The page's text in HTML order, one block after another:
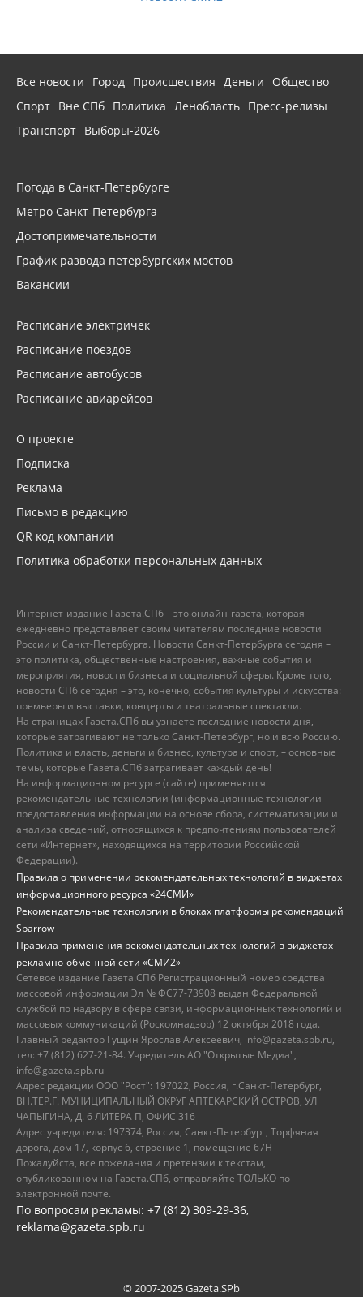
Все новости Город Происшествия Деньги
Общество
Спорт Вне СПб Политика Ленобласть Пресс-релизы
Транспорт Выборы-2026
Погода в Санкт-Петербурге
Метро Санкт-Петербурга
Достопримечательности
График развода петербургских мостов
Вакансии
Расписание электричек
Расписание поездов
Расписание автобусов
Расписание авиарейсов
О проекте
Подписка
Реклама
Письмо в редакцию
QR код компании
Политика обработки персональных данных
Интернет-издание Газета.СПб – это онлайн-газета, которая
ежедневно представляет своим читателям последние новости
России и Санкт-Петербурга. Новости Санкт-Петербурга сегодня –
это политика, общественные настроения, важные события и
мероприятия, новости бизнеса и социальной сферы. Кроме того,
новости СПб сегодня – это, конечно, события культуры и искусства:
премьеры и выставки, концерты и театральные спектакли.
На страницах Газета.СПб вы узнаете последние новости дня,
которые затрагивают не только Санкт-Петербург, но и всю Россию.
Политика и власть, деньги и бизнес, культура и спорт, – основные
темы, которые Газета.СПб затрагивает каждый день!
На информационном ресурсе (сайте) применяются
рекомендательные технологии (информационные технологии
предоставления информации на основе сбора, систематизации и
анализа сведений, относящихся к предпочтениям пользователей
сети «Интернет», находящихся на территории Российской
Федерации).
Правила о применении рекомендательных технологий в виджетах
информационного ресурса «24СМИ»
Рекомендательные технологии в блоках платформы рекомендаций
Sparrow
Правила применения рекомендательных технологий в виджетах
рекламно-обменной сети «СМИ2»
Сетевое издание Газета.СПб Регистрационный номер средства
массовой информации Эл № ФС77-73908 выдан Федеральной
службой по надзору в сфере связи, информационных технологий и
массовых коммуникаций (Роскомнадзор) 12 октября 2018 года.
Главный редактор Гущин Ярослав Алексеевич, info@gazeta.spb.ru,
тел: +7 (812) 627-21-84. Учредитель АО "Открытые Медиа",
info@gazeta.spb.ru
Адрес редакции ООО "Рост": 197022, Россия, г.Санкт-Петербург,
ВН.ТЕР.Г. МУНИЦИПАЛЬНЫЙ ОКРУГ АПТЕКАРСКИЙ ОСТРОВ, УЛ
ЧАПЫГИНА, Д. 6 ЛИТЕРА П, ОФИС 316
Адрес учредителя: 197374, Россия, Санкт-Петербург, Торфяная
дорога, дом 17, корпус 6, строение 1, помещение 67Н
Пожалуйста, все пожелания и претензии к текстам,
опубликованном на Газета.СПб, отправляйте ТОЛЬКО по
электронной почте.
По вопросам рекламы: +7 (812) 309-29-36,
reklama@gazeta.spb.ru
© 2007-2025 Gazeta.SPb